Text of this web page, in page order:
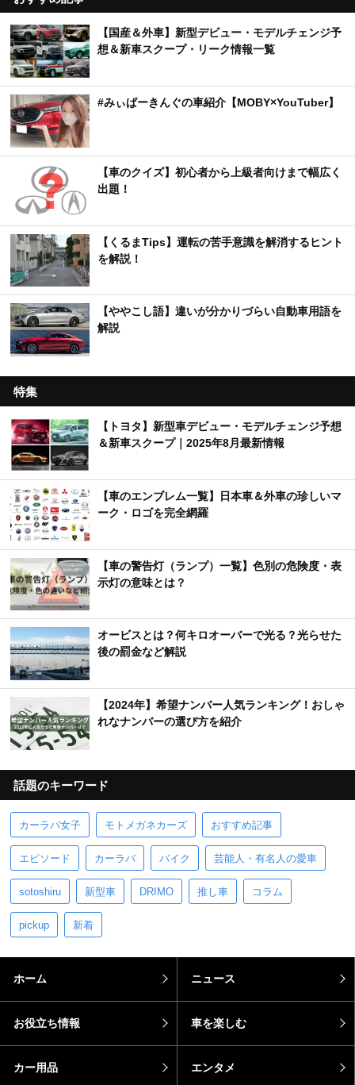
【国産＆外車】新型デビュー・モデルチェンジ予
想＆新車スクープ・リーク情報一覧
#みぃぱーきんぐの車紹介【MOBY×YouTuber】
【車のクイズ】初心者から上級者向けまで幅広く
出題！
【くるまTips】運転の苦手意識を解消するヒント
を解説！
【ややこし語】違いが分かりづらい自動車用語を
解説
特集
【トヨタ】新型車デビュー・モデルチェンジ予想
＆新車スクープ｜2025年8月最新情報
【車のエンブレム一覧】日本車＆外車の珍しいマ
ーク・ロゴを完全網羅
【車の警告灯（ランプ）一覧】色別の危険度・表
示灯の意味とは？
オービスとは？何キロオーバーで光る？光らせた
後の罰金など解説
【2024年】希望ナンバー人気ランキング！おしゃ
れなナンバーの選び方を紹介
話題のキーワード
カーラバ女子 モトメガネカーズ おすすめ記事
エピソード カーラバ バイク 芸能人・有名人の愛車
sotoshiru 新型車 DRIMO 推し車 コラム
pickup 新着
ホーム ニュース
お役立ち情報 車を楽しむ
カー用品 エンタメ